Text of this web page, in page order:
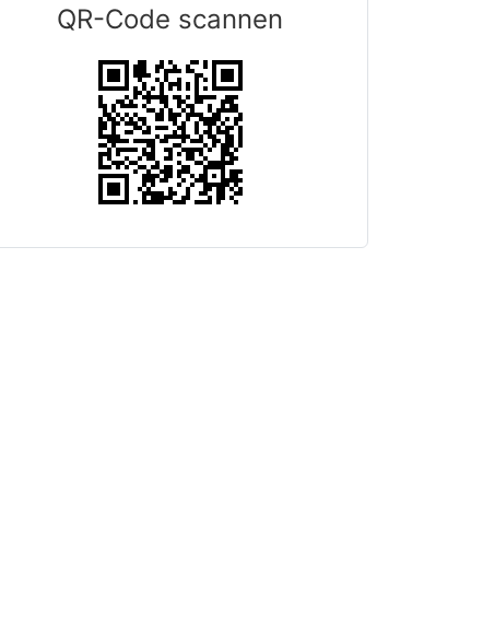
QR-Code scannen